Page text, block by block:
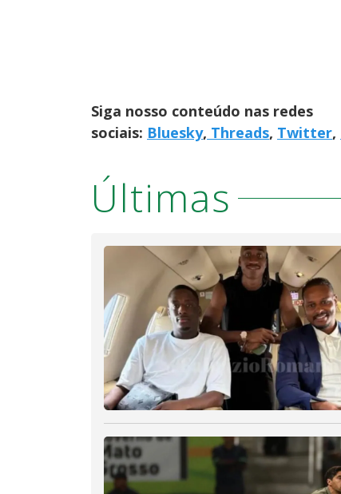
Siga nosso conteúdo nas redes
sociais: Bluesky, Threads, Twitter,
Últimas